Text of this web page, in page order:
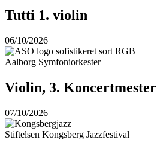
Tutti 1. violin
06/10/2026
Aalborg Symfoniorkester
Violin, 3. Koncertmester
07/10/2026
Stiftelsen Kongsberg Jazzfestival